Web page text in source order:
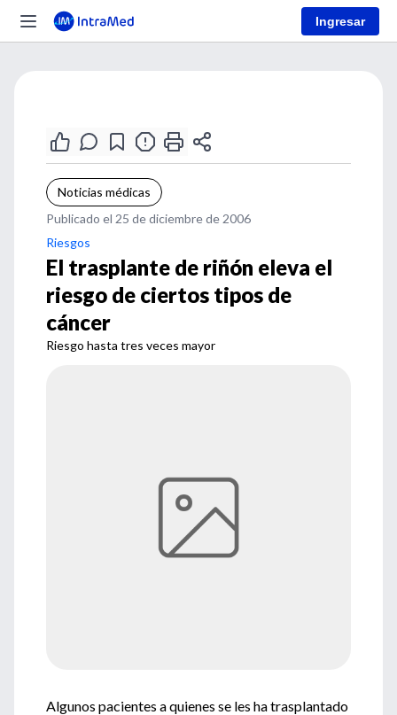
Ingresar
Noticias médicas
Publicado el 25 de diciembre de 2006
Riesgos
El trasplante de riñón eleva el
riesgo de ciertos tipos de
cáncer
Riesgo hasta tres veces mayor
Algunos pacientes a quienes se les ha trasplantado